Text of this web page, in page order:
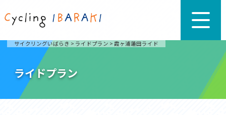
サイクリングいばらき > ライドプラン > 霞ヶ浦蓮田ライド
ライドプラン